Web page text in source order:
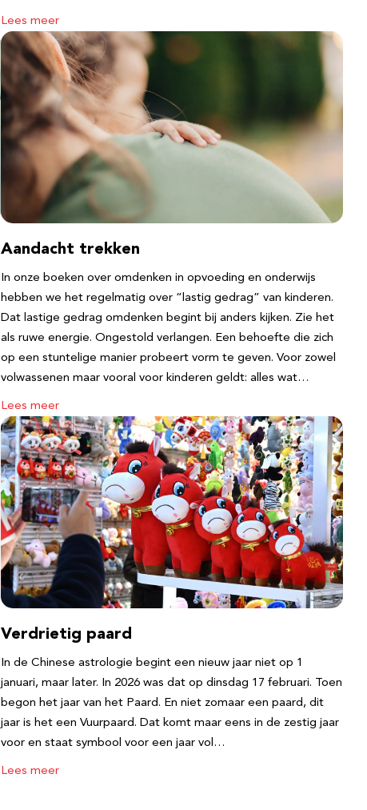
Lees meer
Aandacht trekken
In onze boeken over omdenken in opvoeding en onderwijs
hebben we het regelmatig over “lastig gedrag” van kinderen.
Dat lastige gedrag omdenken begint bij anders kijken. Zie het
als ruwe energie. Ongestold verlangen. Een behoefte die zich
op een stuntelige manier probeert vorm te geven. Voor zowel
volwassenen maar vooral voor kinderen geldt: alles wat…
Lees meer
Verdrietig paard
In de Chinese astrologie begint een nieuw jaar niet op 1
januari, maar later. In 2026 was dat op dinsdag 17 februari. Toen
begon het jaar van het Paard. En niet zomaar een paard, dit
jaar is het een Vuurpaard. Dat komt maar eens in de zestig jaar
voor en staat symbool voor een jaar vol…
Lees meer